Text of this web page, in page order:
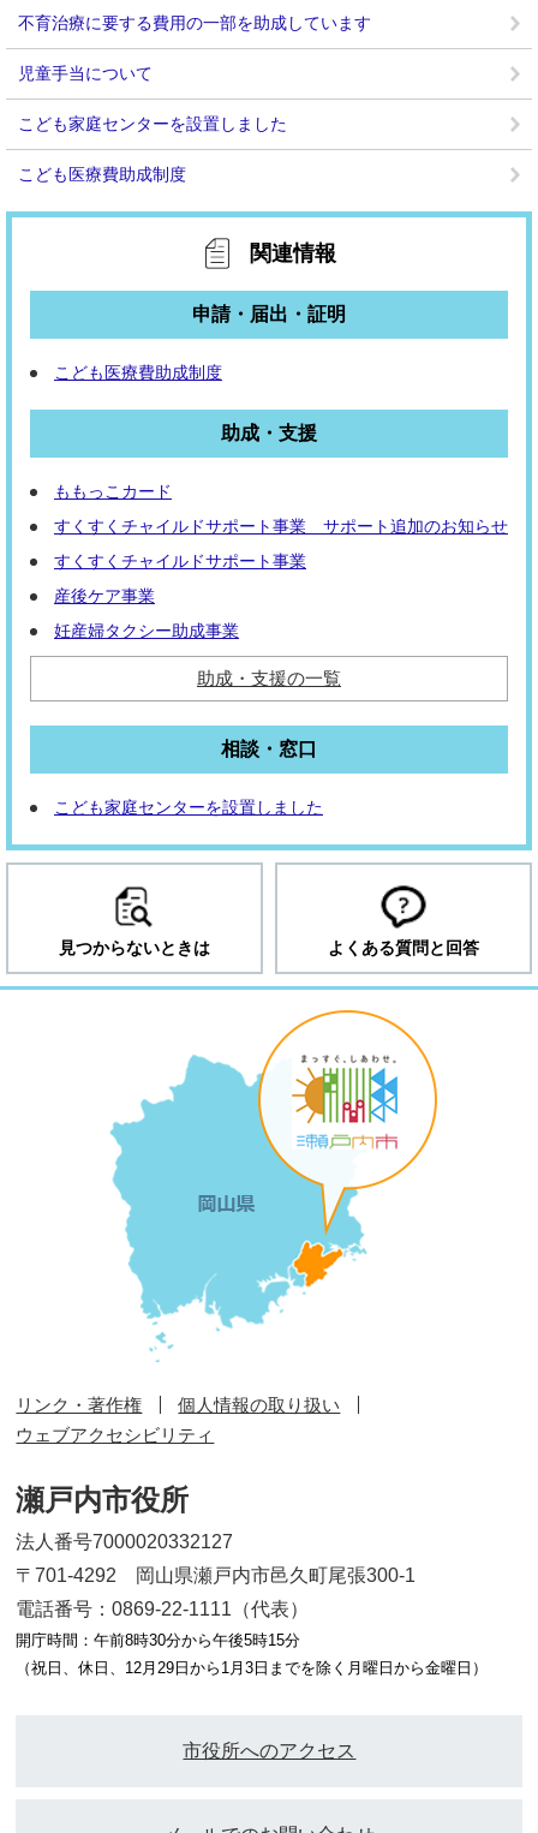
不育治療に要する費用の一部を助成しています
児童手当について
こども家庭センターを設置しました
こども医療費助成制度
関連情報
申請・届出・証明
こども医療費助成制度
助成・支援
ももっこカード
すくすくチャイルドサポート事業 サポート追加のお知らせ
すくすくチャイルドサポート事業
産後ケア事業
妊産婦タクシー助成事業
助成・支援の一覧
相談・窓口
こども家庭センターを設置しました
見つからないときは よくある質問と回答
リンク・著作権
個人情報の取り扱い
ウェブアクセシビリティ
瀬戸内市役所
法人番号7000020332127
〒701-4292 岡山県瀬戸内市邑久町尾張300-1
電話番号：0869-22-1111（代表）
開庁時間：午前8時30分から午後5時15分
（祝日、休日、12月29日から1月3日までを除く月曜日から金曜日）
市役所へのアクセス